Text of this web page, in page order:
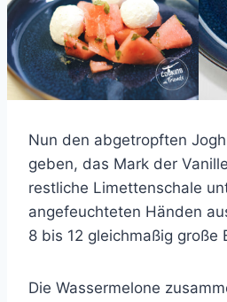
Nun den abgetropften
geben, das Mark der
restliche Limettenschale
angefeuchteten Händen
8 bis 12 gleichmaßig große
Die Wassermelone